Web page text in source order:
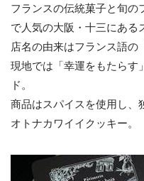
フランスの伝統菓子と旬の
で人気の大阪・十三にある
店名の由来はフランス語の
現地では「幸運をもたらす
ド。
商品はスパイスを使用し、
オトナカワイイクッキー。